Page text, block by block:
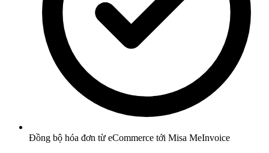
Đồng bộ hóa đơn từ eCommerce tới Misa MeInvoice